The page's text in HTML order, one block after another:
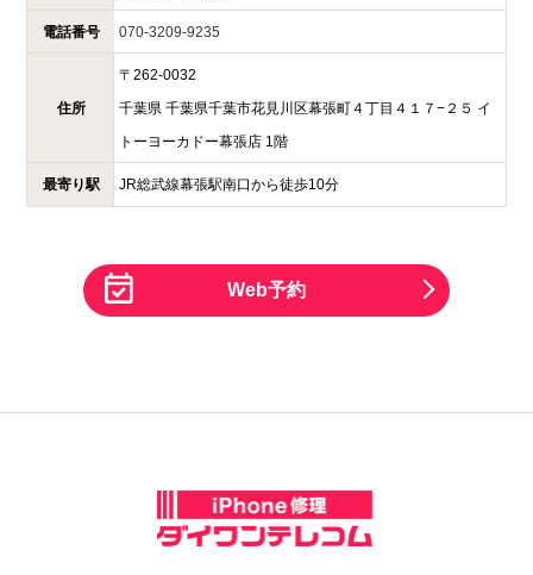
電話番号 070-3209-9235
住所
〒 262-0032
千葉県 千葉県千葉市花見川区幕張町４丁目４１７−２５ イ
トーヨーカドー幕張店 1階
最寄り駅 JR総武線幕張駅南口から徒歩10分
Web予約